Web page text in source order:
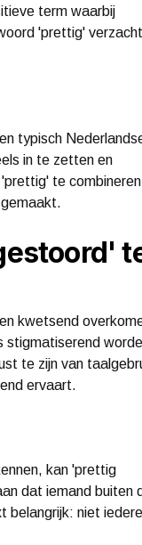
term waarbij
'prettig' verzacht
typisch
in te zetten en
te combineren
kwetsend
stigmatiserend
te zijn van
ervaart.
kan 'prettig
dat iemand buiten
belangrijk: niet